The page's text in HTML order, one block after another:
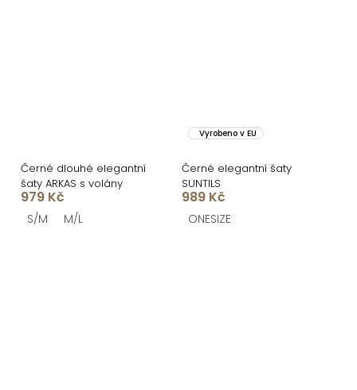
Černé dlouhé elegantní
šaty ARKAS s volány
979 Kč
S/M M/L
Vyrobeno v EU
Černé elegantní šaty
SUNTILS
989 Kč
ONESIZE